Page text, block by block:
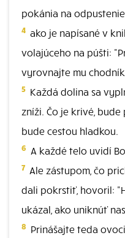
pokánia na
4 ako je napísané v
volajúceho na púšti:
vyrovnajte mu
5 Každá dolina sa
zníži. Čo je krivé, bude
bude cestou hladkou.
6 A každé telo uvidí
7 Ale zástupom, čo
dali pokrstiť, hovoril:
ukázal, ako uniknúť
8 Prinášajte teda